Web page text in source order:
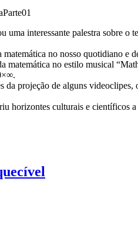
interessante palestra sobre o
no nosso quotidiano e
no estilo musical
projeção de alguns
horizontes culturais e científicos